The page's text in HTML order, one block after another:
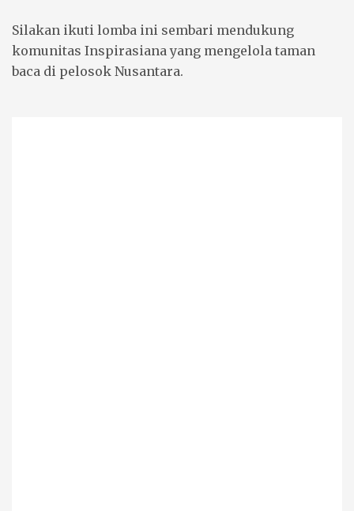
Silakan ikuti lomba ini sembari mendukung
komunitas Inspirasiana yang mengelola taman
baca di pelosok Nusantara.